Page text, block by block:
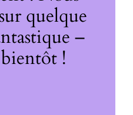
quelque
–
!